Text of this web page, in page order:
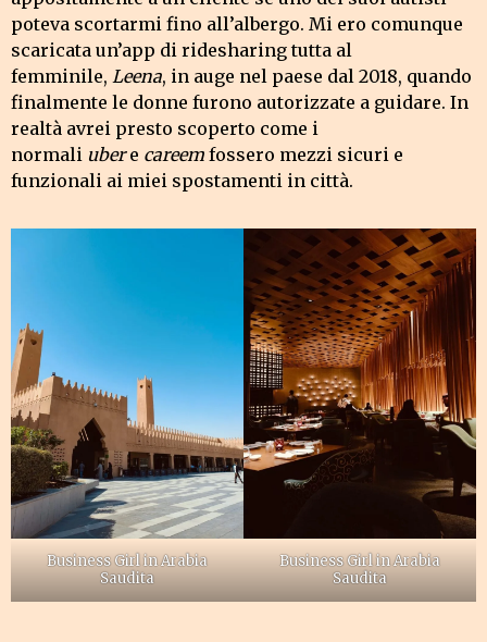
poteva scortarmi fino all’albergo. Mi ero comunque
scaricata un’app di ridesharing tutta al
femminile, Leena, in auge nel paese dal 2018, quando
finalmente le donne furono autorizzate a guidare. In
realtà avrei presto scoperto come i
normali ubere careem fossero mezzi sicuri e
funzionali ai miei spostamenti in città.
Business Girl in Arabia
Saudita
Business Girl in Arabia
Saudita